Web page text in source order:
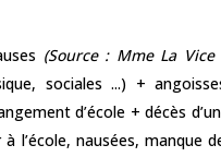
(Source : Mme La
sociales ...) +
d’école + décès
l’école, nausées, manque